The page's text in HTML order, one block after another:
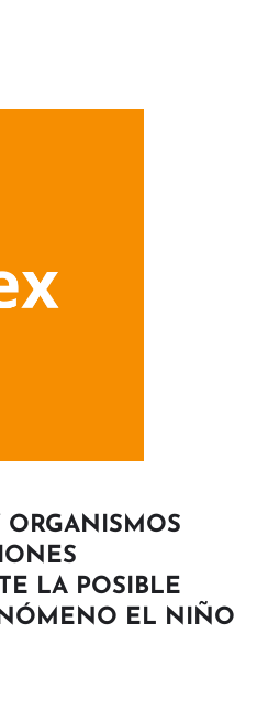
ORGANISMOS
LA POSIBLE
EL NIÑO